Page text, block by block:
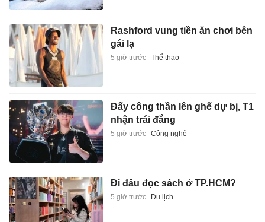
Rashford vung tiền ăn chơi bên
gái lạ
5 giờ trước Thể thao
Đẩy công thần lên ghế dự bị, T1
nhận trái đắng
5 giờ trước Công nghệ
Đi đâu đọc sách ở TP.HCM?
5 giờ trước Du lịch